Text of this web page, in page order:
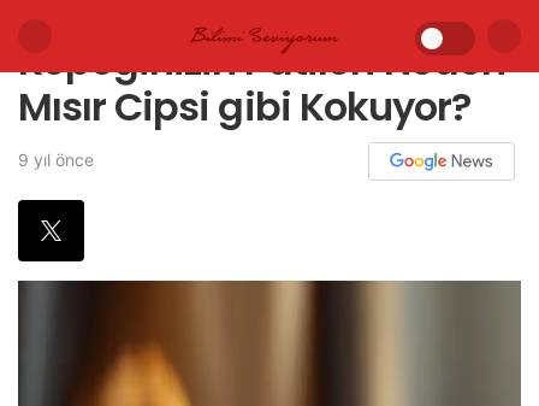
Köpeğinizin Patileri Neden
Mısır Cipsi gibi Kokuyor?
9 yıl önce